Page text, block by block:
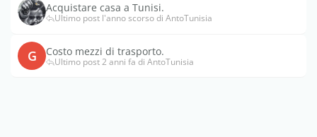
Acquistare casa a Tunisi.
Ultimo post l'anno scorso di AntoTunisia
G Costo mezzi di trasporto.
Ultimo post 2 anni fa di AntoTunisia